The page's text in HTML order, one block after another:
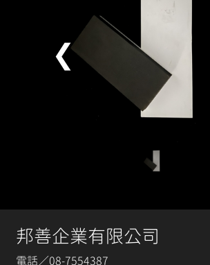
❮
邦善企業有限公司
電話／08-7554387